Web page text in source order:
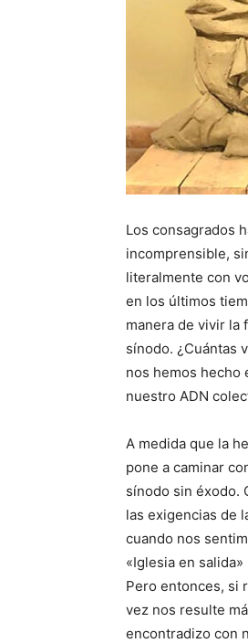
Los consagrados
incomprensible,
literalmente con
en los últimos
manera de vivir la
sínodo. ¿Cuántas
nos hemos hecho
nuestro ADN
A medida que la
pone a caminar
sínodo sin éxodo.
las exigencias de
cuando nos
«Iglesia en
Pero entonces, si
vez nos resulte
encontradizo con